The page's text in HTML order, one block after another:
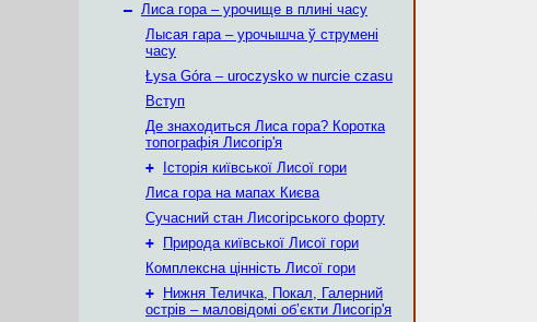
– Лиса гора – урочище в плині часу
Лысая гара – урочышча ў струмені
часу
Łysa Góra – uroczysko w nurcie czasu
Вступ
Де знаходиться Лиса гора? Коротка
топографія Лисогір'я
+
Історія київської Лисої гори
Лиса гора на мапах Києва
Сучасний стан Лисогірського форту
+
Природа київської Лисої гори
Комплексна цінність Лисої гори
+
Нижня Теличка, Покал, Галерний
острів – маловідомі об’єкти Лисогір'я